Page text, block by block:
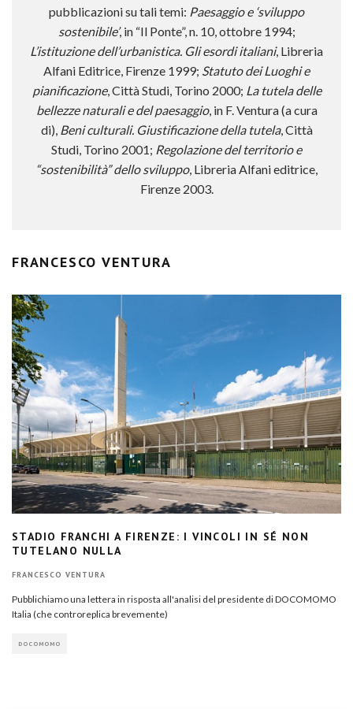
pubblicazioni su tali temi: Paesaggio e ‘sviluppo
sostenibile’, in “Il Ponte”, n. 10, ottobre 1994;
L’istituzione dell’urbanistica. Gli esordi italiani, Libreria
Alfani Editrice, Firenze 1999; Statuto dei Luoghi e
pianificazione, Città Studi, Torino 2000; La tutela delle
bellezze naturali e del paesaggio, in F. Ventura (a cura
di), Beni culturali. Giustificazione della tutela, Città
Studi, Torino 2001; Regolazione del territorio e
“sostenibilità” dello sviluppo, Libreria Alfani editrice,
Firenze 2003.
FRANCESCO VENTURA
STADIO FRANCHI A FIRENZE: I VINCOLI IN SÉ NON
TUTELANO NULLA
FRANCESCO VENTURA
Pubblichiamo una lettera in risposta all'analisi del presidente di DOCOMOMO
Italia (che controreplica brevemente)
DOCOMOMO